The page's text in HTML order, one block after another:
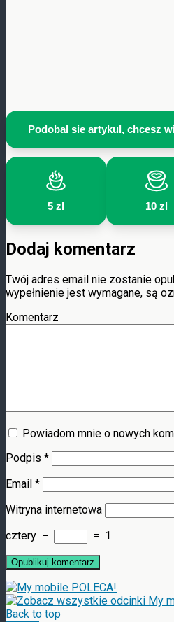
Podobal sie artykul, chcesz
5 zl 10 zl
Dodaj komentarz
Twój adres email nie zostanie
wypełnienie jest wymagane, są
Komentarz
Powiadom mnie o nowych
Podpis *
Email *
Witryna internetowa
cztery − = 1
Back to top